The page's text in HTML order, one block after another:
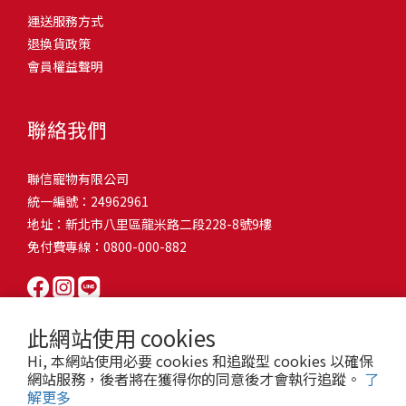
此網站使用 cookies
Hi, 本網站使用必要 cookies 和追蹤型 cookies 以確保
網站服務，後者將在獲得你的同意後才會執行追蹤。 了
解更多
和獨立能力。 幼犬訓練常見問題Q1: 幾個月大的幼犬最適合開始訓
練？A: 訓練可從幼犬到家首日開始（約8-10週大）。3-16週是社會
化黃金期，每次訓練控制在5-10分鐘內。Q2: 幼犬如廁訓練需要多久
屬啃咬玩具作替代品，發現不當啃咬時堅定說「不」，並引導至適
尿尿？A: 建立固定如廁時間表，成功時立即獎勵。限制活動範圍並
密切監督。意外發生時不責罵，使用專用除臭劑徹底清理。Q5: 幼犬
一直吠叫怎麼辦？A: 找出原因（尋求注意力、警戒、焦慮）。訓練
「安靜」指令，停止吠叫時獎勵。避免對吠叫作出反應，確保充分
向獎勵比懲罰更有效且健康。懲罰可能導致恐懼或攻擊行為，破壞
狗狗怎麼辦？A: 循序漸進社交化，從友善成犬開始。不強迫互動，
正面經驗後給予獎勵。考慮參加專業幼犬社交課程。Q8: 幼犬分離焦
慮要如何處理？A: 練習短暫分離，逐漸延長。離開和返家時保持低
調。提供能分散注意力的玩具，建立可預測的離家儀式。每隻幼犬
熱，水分流失快，腸道可能變得敏感，導致糞便變軟或拉稀。如果
換季時沒有適當調整環境，貓咪的腸胃就可能跟著「鬧脾氣」。冬
天注意保暖，提供暖墊、厚毯，避免冷風直吹。夏天補充水分，可
像是開冷氣又突然關掉，容易讓貓咪腸胃受影響。重點提醒：換季
時，記得關心貓咪的腸胃狀況，適當調整環境，幫助毛孩適應！ 貓
有血絲、異味特別重，那就要小心可能是 寄生蟲感染（如蛔蟲、鈎
蟲、球蟲）或腸胃炎、腸道疾病。這類情況會影響營養吸收，長期
下來甚至可能造成貓咪消瘦、免疫力下降。定期驅蟲（幼貓建議每
月一次，成貓每 3~6 個月一次）。觀察貓咪精神狀態，如果還伴隨
嘔吐、食慾下降，務必儘早就醫。重點提醒：如果貓咪拉肚子超過 2
天，或糞便異常，應立即帶去獸醫院檢查！ 貓咪拉肚子原因5. 情緒
壓力影響腸胃壓力不只影響人類，也會影響貓咪的腸胃！過度緊
張、焦慮、驚嚇（如煙火聲、大聲喧嘩），都可能讓貓咪拉肚子。
尤其是個性敏感的貓咪，對變化的適應力比較低，壓力一大，腸胃
就先「罷工」。減少壓力來源，盡量讓貓咪的作息固定。給貓咪陪
活中輕鬆改善看到滿屋子的貓毛是不是很抓狂？別擔心！其實只要
透過一些簡單的日常照護方式，就能有效減少貓咪掉毛情況。從梳
毛、洗澡到增加互動和營養調整，這些小撇步不僅能幫助貓咪維持
行動吧！ 預防貓掉毛方法1：勤勞梳毛養貓必備神器就是各種梳子
啦！勤勞梳毛是最直接有效的掉毛控制方法。定期梳理可以幫貓咪
髮打結和皮膚問題。建議週期：短毛貓每週梳1-2次，長毛貓則建議
2-3天梳一次。挑選合適的梳具也很重要，可以準備橡膠刷、鬃毛刷
或專用脫毛梳，依照毛質選擇。記得將梳毛變成愉快的日常儀式，
不僅能增加你們的互動時間，也讓貓咪享受被梳理的舒適感！預防
貓掉毛方法2：定期洗澡「貓咪會自己清潔，不需要洗澡」這個想法
其實不完全正確哦！適當的洗澡能幫助貓咪清除死毛和皮屑，減少
澡頻率不宜過高，一般室內貓咪1-3個月洗一次就足夠，過度洗澡反
而會造成皮膚乾燥。選擇專為貓咪設計的溫和洗毛精，洗後一定要
完全吹乾，避免濕毛造成皮膚問題。如果貓咪特別害怕洗澡，可以
的紙箱。建議一開始可以購買單價較低的入門款，觀察一下貓咪的
使用狀況，再考慮購買「豪宅」！ 項目費用用品貓碗$300貓窩
$500貓跳台$1,500貓砂盆$500貓抓板$300外出籠$1,000一次性養貓
咪是非常需要安全感的動物，可以準備一個專屬他的「寶座」，當
花費3：貓跳台貓咪雖然不需要外出進行放電，但在家中還是需要擺
放高度適合的貓跳台提供貓咪玩耍，貓跳台與貓窩相同，能給予貓
咪對於環境的安全感。一次性養貓用品相關花費4：貓砂盆貓咪排泄
用品，可選擇合適貓咪體型大小，不宜過小。一次性養貓用品相關
想，需要準備一個能夠讓牠們放肆磨爪的貓抓板。一次性養貓用品
時，外出籠就非常重要，平常也可以適度讓貓咪適應外出籠，避免
緊急情況時，貓咪過度抗拒。總結來說貓咪在健康及用品的一次性
費用大約落在 $ 7900~ $ 11600不等。雖說金額看起來不少，但以上
運送服務方式
退換貨政策
會員權益聲明
聯絡我們
聯信寵物有限公司
統一編號：24962961
地址：新北市八里區龍米路二段228-8號9樓
免付費專線：0800-000-882